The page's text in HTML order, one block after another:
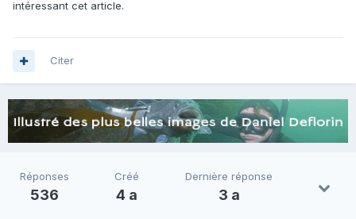
de la recette ...
intéressant cet article.
Citer
Réponses
536
Créé
4 a
Dernière réponse
3 a